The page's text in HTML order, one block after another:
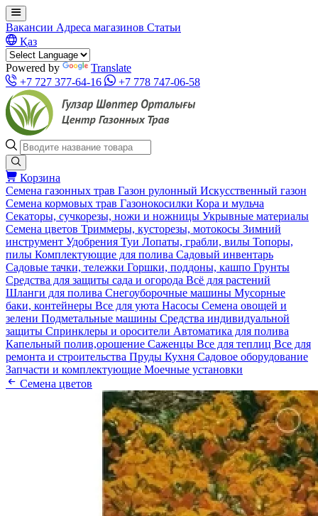
Вакансии Адреса магазинов Статьи
Қаз
Powered by
Translate
+7 727 377-64-16
+7 778 747-06-58
Корзина
Семена газонных трав Газон рулонный Искусственный газон
Семена кормовых трав Газонокосилки Кора и мульча
Секаторы, сучкорезы, ножи и ножницы Укрывные материалы
Семена цветов Триммеры, кусторезы, мотокосы Зимний
инструмент Удобрения Туи Лопаты, грабли, вилы Топоры,
пилы Комплектующие для полива Садовый инвентарь
Садовые тачки, тележки Горшки, поддоны, кашпо Грунты
Средства для защиты сада и огорода Всё для растений
Шланги для полива Снегоуборочные машины Мусорные
баки, контейнеры Все для уюта Насосы Семена овощей и
зелени Подметальные машины Средства индивидуальной
защиты Спринклеры и оросители Автоматика для полива
Капельный полив,орошение Саженцы Все для теплиц Все для
ремонта и строительства Пруды Кухня Садовое оборудование
Запчасти и комплектующие Моечные установки
Семена цветов